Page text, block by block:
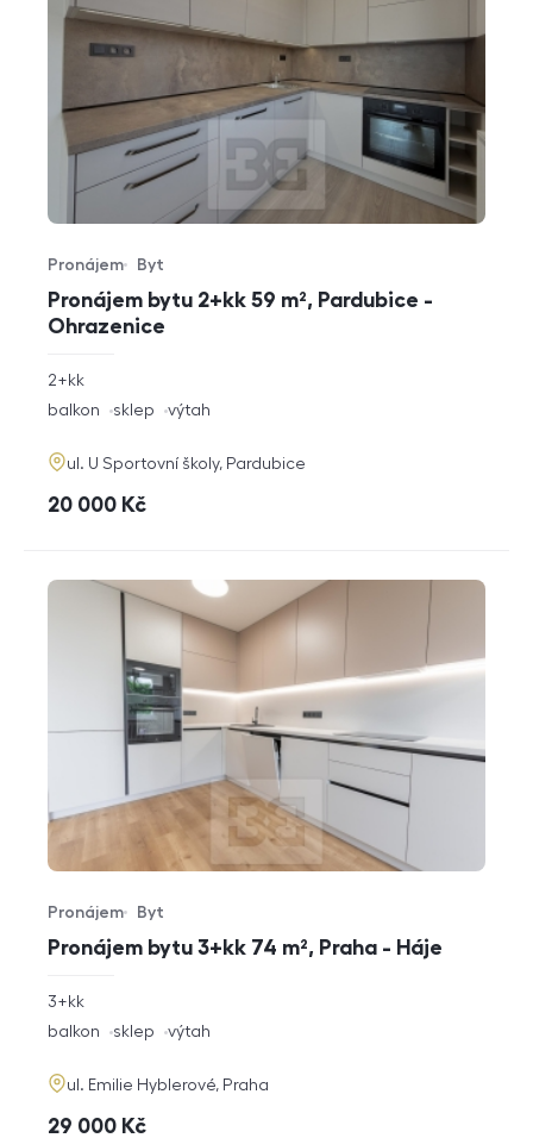
Pronájem bytu 2+kk 59 m², Pardubice -
Ohrazenice
Typ nabídky
Pronájem
Typ nemovitosti
Byt
rozměry
dispozice
2+kk
funkce
balkon sklep výtah
adresa
ul. U Sportovní školy, Pardubice
cena
20 000 Kč
Pronájem bytu 3+kk 74 m², Praha - Háje
Typ nabídky
Pronájem
Typ nemovitosti
Byt
rozměry
3+kk
funkce
balkon sklep výtah
adresa
ul. Emilie Hyblerové, Praha
cena
29 000 Kč